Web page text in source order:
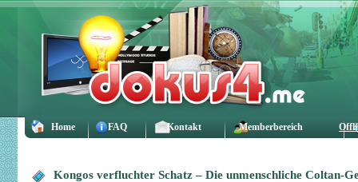
Home FAQ Kontakt Memberbereich
Kongos verfluchter Schatz – Die unmenschliche Coltan-